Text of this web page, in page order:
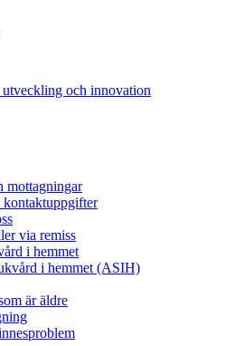
och innovation
mottagningar
kontaktuppgifter
via remiss
i hemmet
i hemmet (ASIH)
är äldre